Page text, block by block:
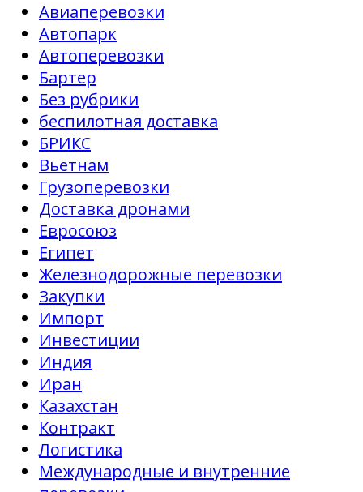
Авиаперевозки
Автопарк
Автоперевозки
Бартер
Без рубрики
беспилотная доставка
БРИКС
Вьетнам
Грузоперевозки
Доставка дронами
Евросоюз
Египет
Железнодорожные перевозки
Закупки
Импорт
Инвестиции
Индия
Иран
Казахстан
Контракт
Логистика
Международные и внутренние